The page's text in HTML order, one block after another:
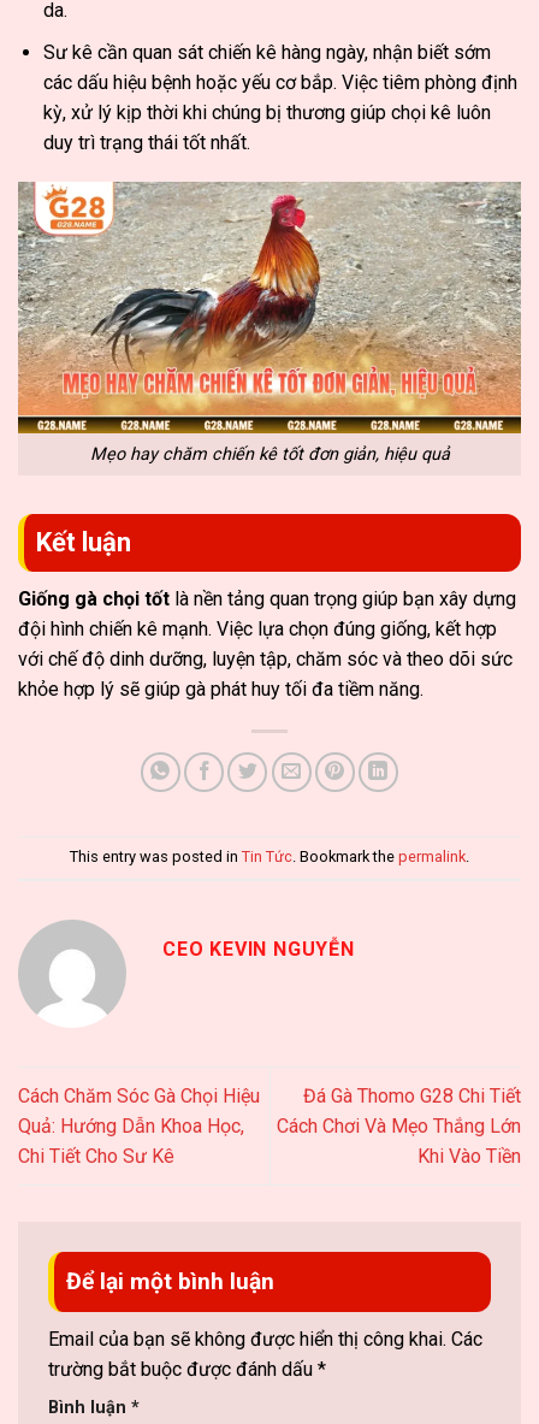
da.
Sư kê cần quan sát chiến kê hàng ngày, nhận biết sớm
các dấu hiệu bệnh hoặc yếu cơ bắp. Việc tiêm phòng định
kỳ, xử lý kịp thời khi chúng bị thương giúp chọi kê luôn
duy trì trạng thái tốt nhất.
Mẹo hay chăm chiến kê tốt đơn giản, hiệu quả
Kết luận
Giống gà chọi tốt là nền tảng quan trọng giúp bạn xây dựng
đội hình chiến kê mạnh. Việc lựa chọn đúng giống, kết hợp
với chế độ dinh dưỡng, luyện tập, chăm sóc và theo dõi sức
khỏe hợp lý sẽ giúp gà phát huy tối đa tiềm năng.
This entry was posted in Tin Tức. Bookmark the permalink.
CEO KEVIN NGUYỄN
Cách Chăm Sóc Gà Chọi Hiệu
Quả: Hướng Dẫn Khoa Học,
Chi Tiết Cho Sư Kê
Đá Gà Thomo G28 Chi Tiết
Cách Chơi Và Mẹo Thắng Lớn
Khi Vào Tiền
Để lại một bình luận
Email của bạn sẽ không được hiển thị công khai. Các
trường bắt buộc được đánh dấu *
Bình luận *